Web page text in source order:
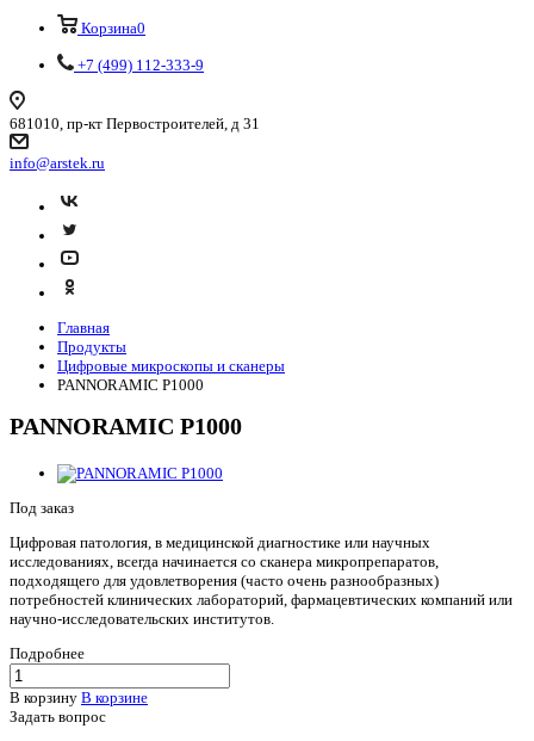
Корзина0
+7 (499) 112-333-9
681010, пр-кт Первостроителей, д 31
info@arstek.ru
Главная
Продукты
Цифровые микроскопы и сканеры
PANNORAMIC P1000
PANNORAMIC P1000
Под заказ
Цифровая патология, в медицинской диагностике или научных
исследованиях, всегда начинается со сканера микропрепаратов,
подходящего для удовлетворения (часто очень разнообразных)
потребностей клинических лабораторий, фармацевтических компаний или
научно-исследовательских институтов.
Подробнее
В корзину В корзине
Задать вопрос